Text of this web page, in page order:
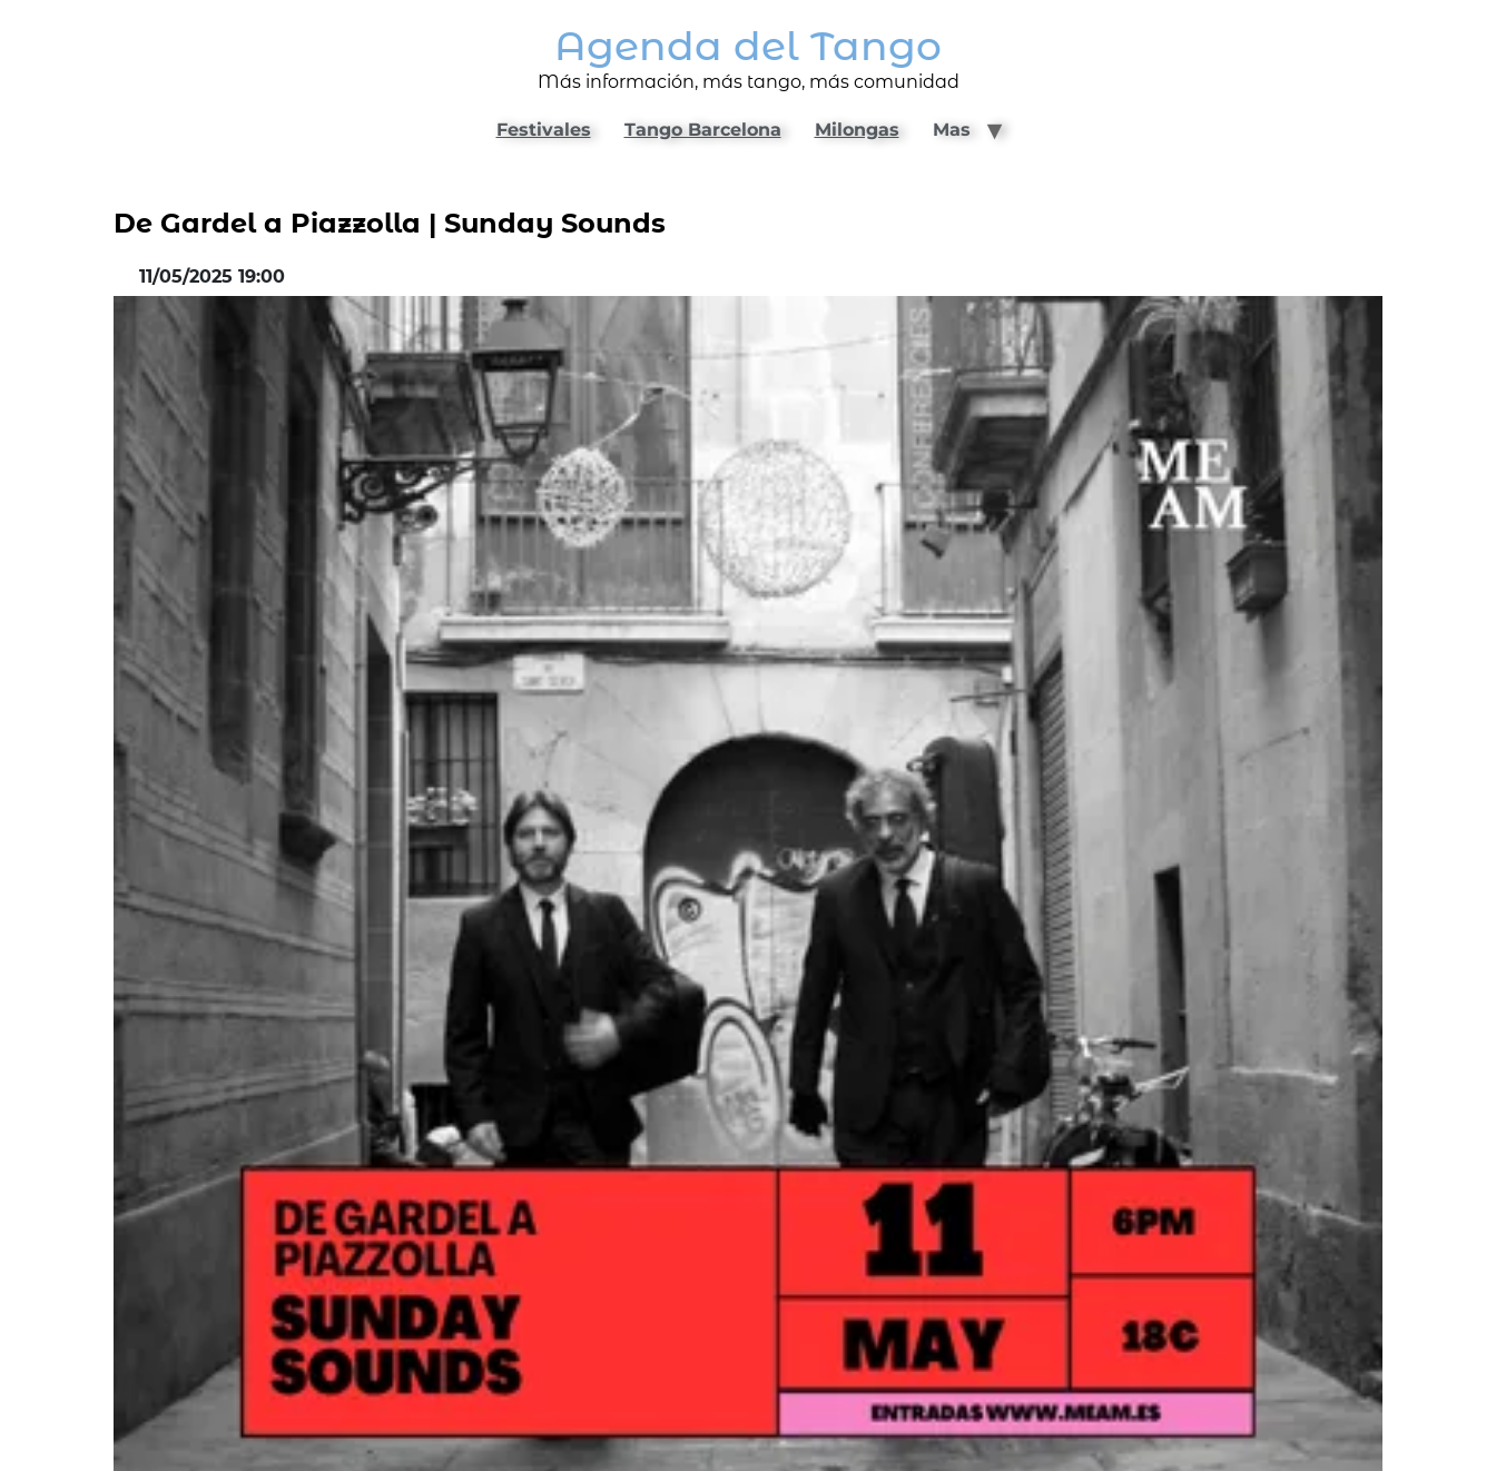
Agenda del Tango
Más información, más tango, más comunidad
Festivales Tango Barcelona Milongas Mas
De Gardel a Piazzolla | Sunday Sounds
11/05/2025 19:00